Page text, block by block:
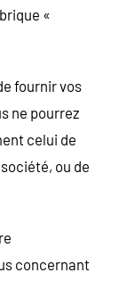
«
fournir vos
ne pourrez
celui de
ou de
concernant